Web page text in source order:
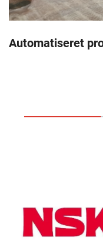
Automatiseret